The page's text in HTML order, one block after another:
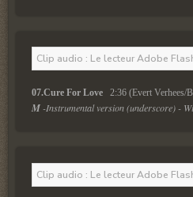
Clip audio : Le lecteur Adobe
07.Cure For Love 2:36 (Evert Verhees/
M -Instrumental version (underscore) -
Clip audio : Le lecteur Adobe